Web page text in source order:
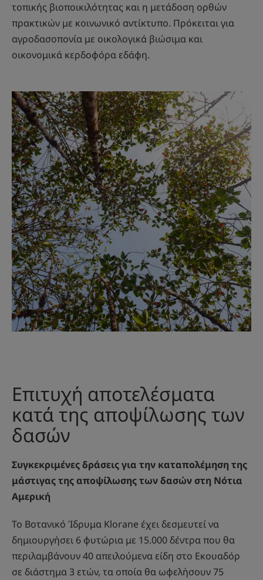
τοπικής βιοποικιλότητας και η μετάδοση ορθών
πρακτικών με κοινωνικό αντίκτυπο. Πρόκειται για
αγροδασοπονία με οικολογικά βιώσιμα και
οικονομικά κερδοφόρα εδάφη.
Επιτυχή αποτελέσματα
κατά της αποψίλωσης των
δασών
Συγκεκριμένες δράσεις για την καταπολέμηση της
μάστιγας της αποψίλωσης των δασών στη Νότια
Αμερική
Το Βοτανικό Ίδρυμα Klorane έχει δεσμευτεί να
δημιουργήσει 6 φυτώρια με 15.000 δέντρα που θα
περιλαμβάνουν 40 απειλούμενα είδη στο Εκουαδόρ
σε διάστημα 3 ετών, τα οποία θα ωφελήσουν 75